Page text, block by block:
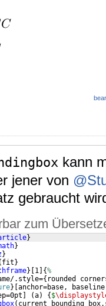
kann
jener von
gebraucht
zum
}
}
}
fit }
} 1 {%
.style={ rounded
} anchor=base, baseline
(a) { $
( current bounding